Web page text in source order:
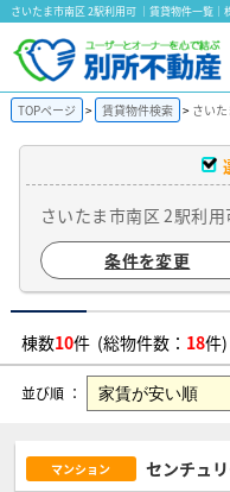
さいたま市南区 2駅利用可 ｜賃貸物件一覧｜
TOPページ 賃貸物件検索 さい
さいたま市南区 2駅利
条件を変更
棟数10件 (総物件数： 18件)
並び順 ：
マンション センチュ